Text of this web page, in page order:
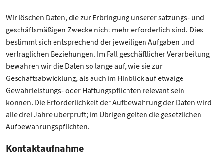
Wir löschen Daten, die zur Erbringung unserer satzungs- und
geschäftsmäßigen Zwecke nicht mehr erforderlich sind. Dies
bestimmt sich entsprechend der jeweiligen Aufgaben und
vertraglichen Beziehungen. Im Fall geschäftlicher Verarbeitung
bewahren wir die Daten so lange auf, wie sie zur
Geschäftsabwicklung, als auch im Hinblick auf etwaige
Gewährleistungs- oder Haftungspflichten relevant sein
können. Die Erforderlichkeit der Aufbewahrung der Daten wird
alle drei Jahre überprüft; im Übrigen gelten die gesetzlichen
Aufbewahrungspflichten.
Kontaktaufnahme